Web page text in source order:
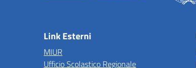
Link Esterni
MIUR
Ufficio Scolastico Regionale